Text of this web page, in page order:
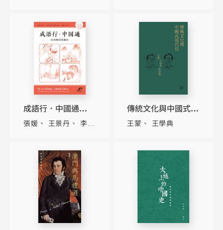
成語行．中國通——
中高級漢語教材
張媛 王景丹
李
傳統文化與中國式現
代化——王蒙 王學典
王蒙 王學典